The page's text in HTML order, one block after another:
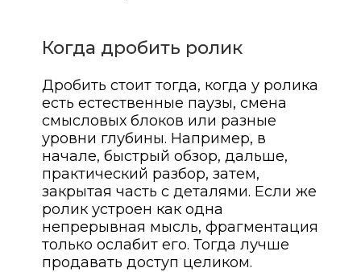
Когда дробить ролик
Дробить стоит тогда, когда у ролика
есть естественные паузы, смена
смысловых блоков или разные
уровни глубины. Например, в
начале, быстрый обзор, дальше,
практический разбор, затем,
закрытая часть с деталями. Если же
ролик устроен как одна
непрерывная мысль, фрагментация
только ослабит его. Тогда лучше
продавать доступ целиком.